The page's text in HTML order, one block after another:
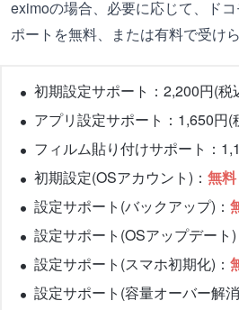
eximoの場合、必要に応じて、ド
ポートを無料、または有料で受けら
初期設定サポート：2,200円(税
アプリ設定サポート：1,650円(
フィルム貼り付けサポート：
初期設定(OSアカウント)： 無料
設定サポート(バックアップ)：
設定サポート(OSアップデート)
設定サポート(スマホ初期化)：
設定サポート(容量オーバー解消